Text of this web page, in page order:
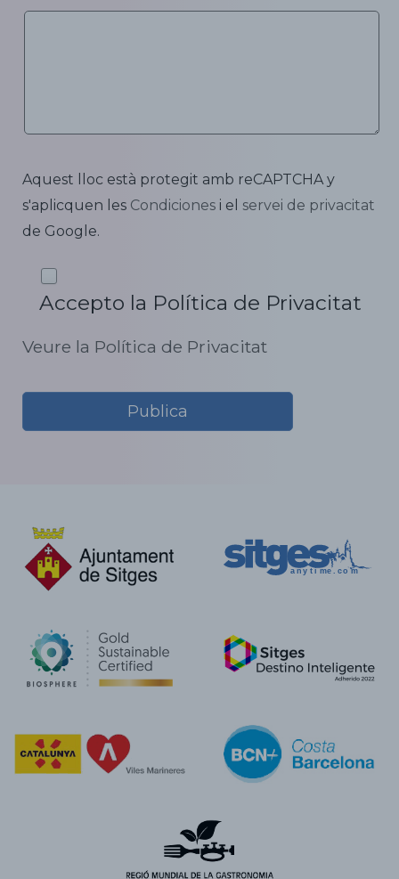
Aquest lloc està protegit amb reCAPTCHA y
s'aplicquen les Condiciones i el servei de privacitat
de Google.
Accepto la Política de Privacitat
Veure la Política de Privacitat